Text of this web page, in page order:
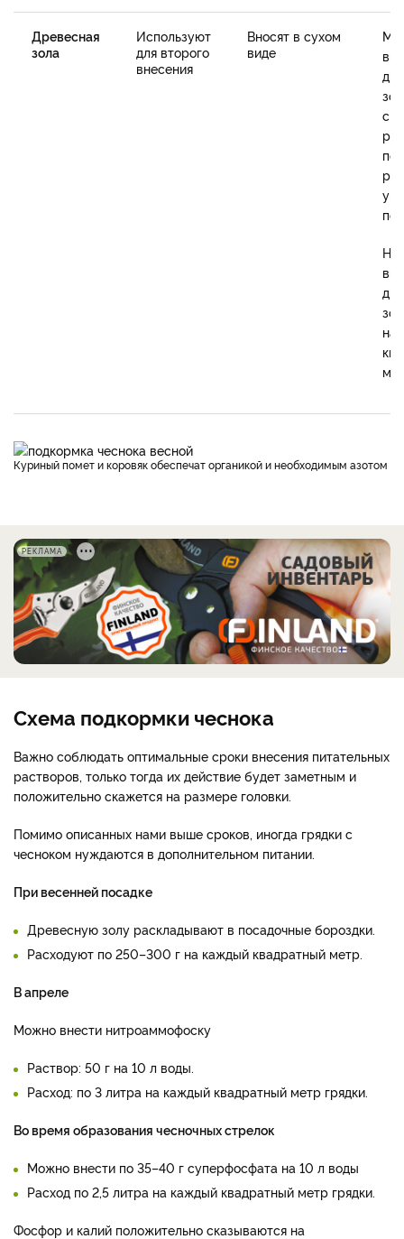
Древесная
зола
Используют
для второго
внесения
Вносят в сухом
виде
с
на
Куриный помет и коровяк обеспечат органикой и необходимым азотом
РЕКЛАМА
Схема подкормки чеснока
Важно соблюдать оптимальные сроки внесения питательных
растворов, только тогда их действие будет заметным и
положительно скажется на размере головки.
Помимо описанных нами выше сроков, иногда грядки с
чесноком нуждаются в дополнительном питании.
При весенней посадке
Древесную золу раскладывают в посадочные бороздки.
Расходуют по 250–300 г на каждый квадратный метр.
В апреле
Можно внести нитроаммофоску
Раствор: 50 г на 10 л воды.
Расход: по 3 литра на каждый квадратный метр грядки.
Во время образования чесночных стрелок
Можно внести по 35–40 г суперфосфата на 10 л воды
Расход по 2,5 литра на каждый квадратный метр грядки.
Фосфор и калий положительно сказываются на